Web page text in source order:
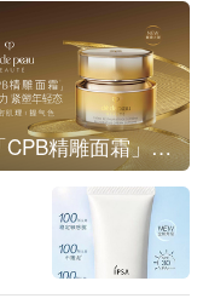
全新「CPB精雕面霜」重磅上市